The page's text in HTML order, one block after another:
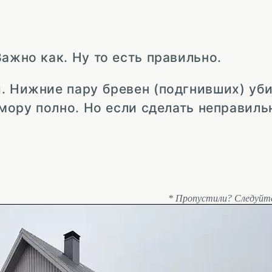
как. Ну то есть правильно.
Нижние пару бревен (подгнивших)
полно. Но если сделать
* Пропустили?